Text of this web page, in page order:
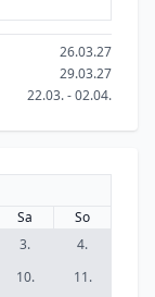
26.03.27
29.03.27
22.03. - 02.04.
Sa
So
3.
4.
10.
11.